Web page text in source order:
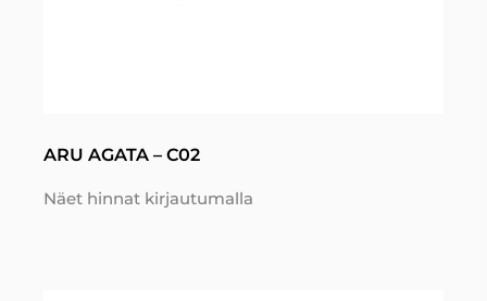
ARU AGATA – C02
Näet hinnat kirjautumalla